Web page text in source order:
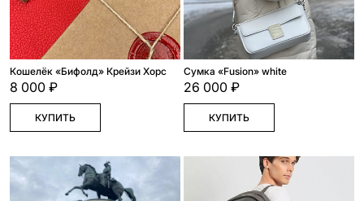
Кошелёк «Бифолд» Крейзи Хорс
8 000 ₽
КУПИТЬ
Сумка «Fusion» white
26 000 ₽
КУПИТЬ